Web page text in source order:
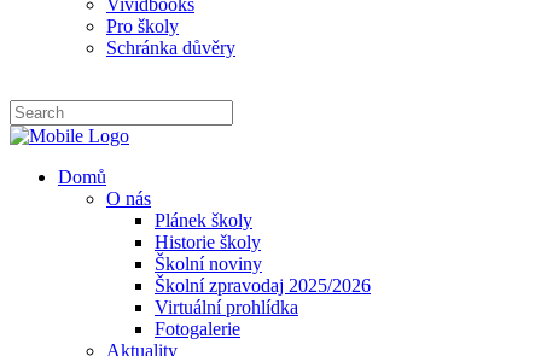
Vividbooks
Pro školy
Schránka důvěry
Domů
O nás
Plánek školy
Historie školy
Školní noviny
Školní zpravodaj 2025/2026
Virtuální prohlídka
Fotogalerie
Aktuality